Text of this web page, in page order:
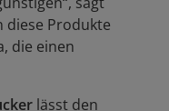
diese Produkte
die einen
lässt den